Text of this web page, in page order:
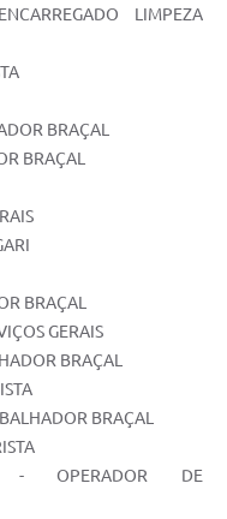
LIMPEZA
BRAÇAL
BRAÇAL
BRAÇAL
GERAIS
BRAÇAL
BRAÇAL
- OPERADOR DE